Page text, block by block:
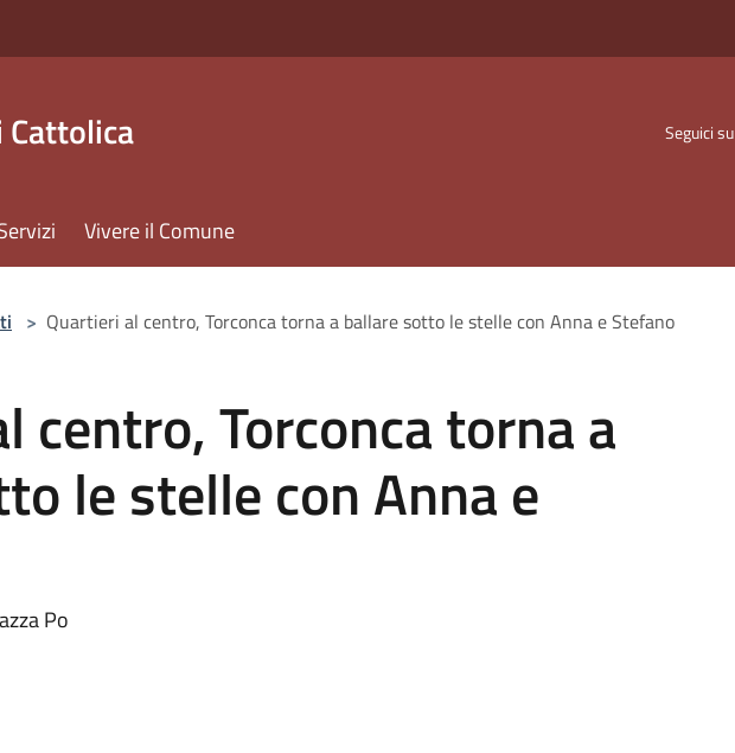
Cattolica Seguici su
Vivere il Comune
> Quartieri al centro, Torconca torna a ballare sotto le stelle con Anna e Stefano
centro, Torconca torna a
le stelle con Anna e
Po